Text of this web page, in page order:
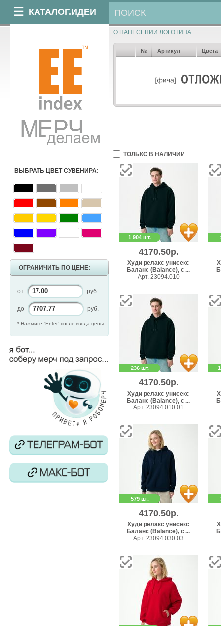
КАТАЛОГ.ИДЕИ
ВЫБРАТЬ ЦВЕТ СУВЕНИРА:
ОГРАНИЧИТЬ ПО ЦЕНЕ:
от руб.
до руб.
* Нажмите “Enter” после ввода цены
О НАНЕСЕНИИ ЛОГОТИПА
№ Артикул Цвета
ТОЛЬКО В НАЛИЧИИ
1 904 шт.
4170.50р.
Худи релакс унисекс
Баланс (Balance), с ...
Арт. 23094.010
236 шт.
4170.50р.
Худи релакс унисекс
Баланс (Balance), с ...
Арт. 23094.010.01
579 шт.
4170.50р.
Худи релакс унисекс
Баланс (Balance), с ...
Арт. 23094.030.03